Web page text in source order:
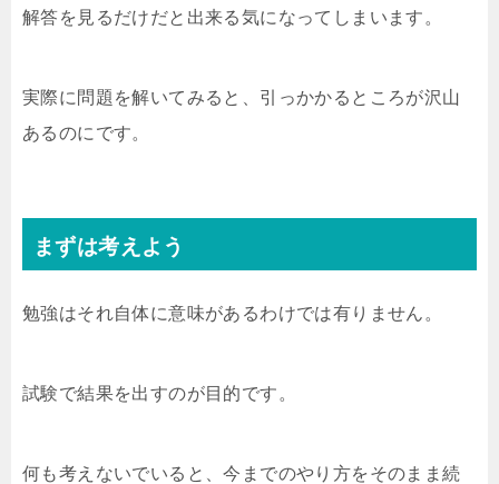
解答を見るだけだと出来る気になってしまいます。
実際に問題を解いてみると、引っかかるところが沢山
あるのにです。
まずは考えよう
勉強はそれ自体に意味があるわけでは有りません。
試験で結果を出すのが目的です。
何も考えないでいると、今までのやり方をそのまま続